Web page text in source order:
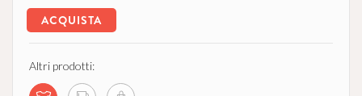
ACQUISTA
Altri prodotti: